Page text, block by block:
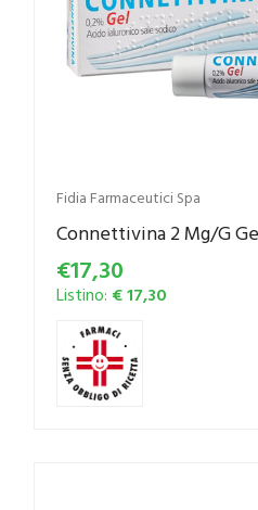
Fidia Farmaceutici Spa
Connettivina 2 Mg/G
€17,30
Listino: € 17,30